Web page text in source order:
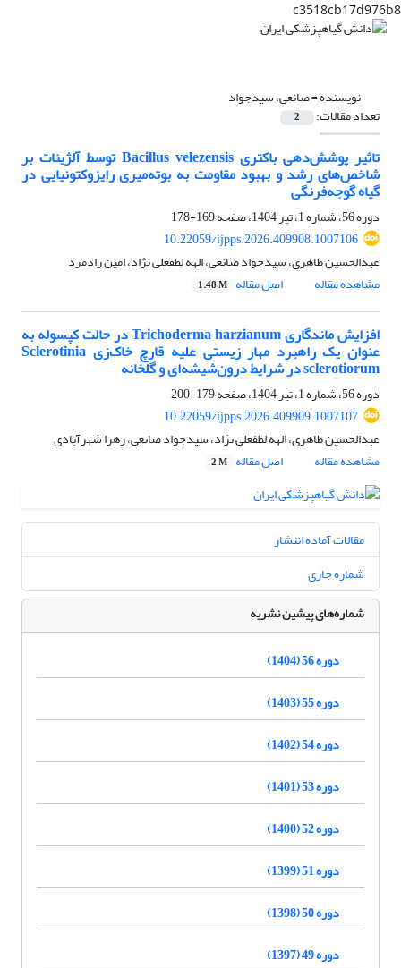
c3518cb17d976b8
نویسنده =صانعی، سیدجواد
تعداد مقالات: 2
تاثیر پوشش‌دهی باکتری Bacillus velezensis توسط آلژینات بر
شاخص‌های رشد و بهبود مقاومت به بوته‌میری رایزوکتونیایی در
گیاه گوجه‌فرنگی
دوره 56، شماره 1، تیر 1404، صفحه
169-178
10.22059/ijpps.2026.409908.1007106
عبدالحسین طاهری، سیدجواد صانعی، الهه لطفعلی نژاد، امین رادمرد
مشاهده مقاله
اصل مقاله 1.48 M
افزایش ماندگاری Trichoderma harzianum در حالت کپسوله به
عنوان یک راهبرد مهار زیستی علیه قارچ خاک‌زی Sclerotinia
sclerotiorum در شرایط درون‌شیشه‌ای و گلخانه
دوره 56، شماره 1، تیر 1404، صفحه
179-200
10.22059/ijpps.2026.409909.1007107
عبدالحسین طاهری، الهه لطفعلی نژاد، سیدجواد صانعی، زهرا شهرآبادی
مشاهده مقاله
اصل مقاله 2 M
مقالات آماده انتشار
شماره جاری
شماره‌های پیشین نشریه
دوره 56 (1404)
دوره 55 (1403)
دوره 54 (1402)
دوره 53 (1401)
دوره 52 (1400)
دوره 51 (1399)
دوره 50 (1398)
دوره 49 (1397)